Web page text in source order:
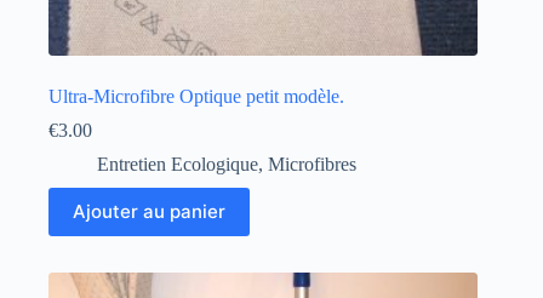
Ultra-Microfibre Optique petit modèle.
€3.00
Entretien Ecologique, Microfibres
Ajouter au panier